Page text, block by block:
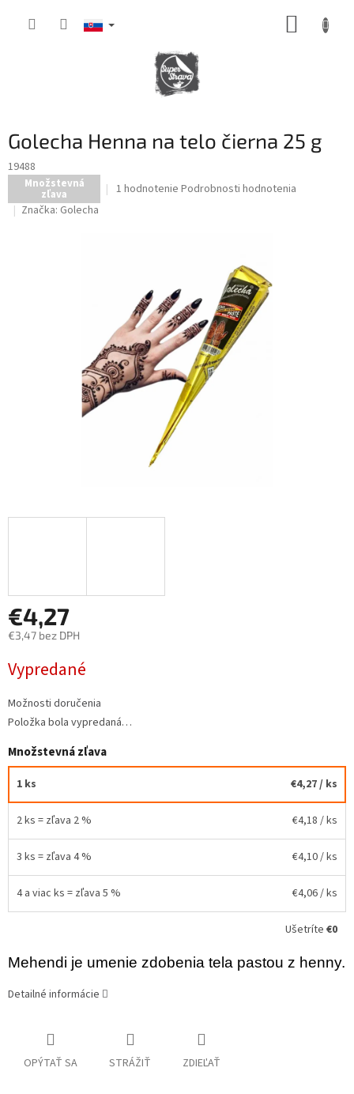
Golecha Henna na telo čierna 25 g
19488
Množstevná
zľava
Priemerné
hviezdičiek.
1 hodnotenie Podrobnosti hodnotenia
Značka: Golecha
€4,27
€3,47 bez DPH
cena:
Vypredané
Možnosti doručenia
Položka bola vypredaná…
Množstevná zľava
1 ks €4,27/ ks
2 ks = zľava 2 % €4,18 / ks
3 ks = zľava 4 % €4,10/ ks
4 a viac ks = zľava 5 % €4,06/ ks
Ušetríte €0
Mehendi je umenie zdobenia tela pastou z henny.
Detailné informácie
OPÝTAŤ SA STRÁŽIŤ ZDIEĽAŤ